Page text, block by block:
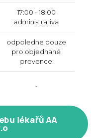
17:00 - 18:00
administrativa
odpoledne pouze
pro objednané
prevence
-
lékařů AA